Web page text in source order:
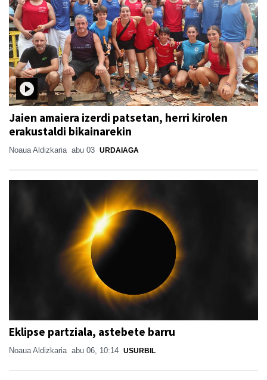
Jaien amaiera izerdi patsetan, herri kirolen
erakustaldi bikainarekin
Noaua Aldizkaria abu 03 URDAIAGA
Eklipse partziala, astebete barru
Noaua Aldizkaria abu 06, 10:14 USURBIL